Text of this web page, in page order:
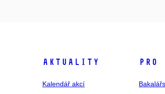
Aktuality
Kalendář akcí
Pro